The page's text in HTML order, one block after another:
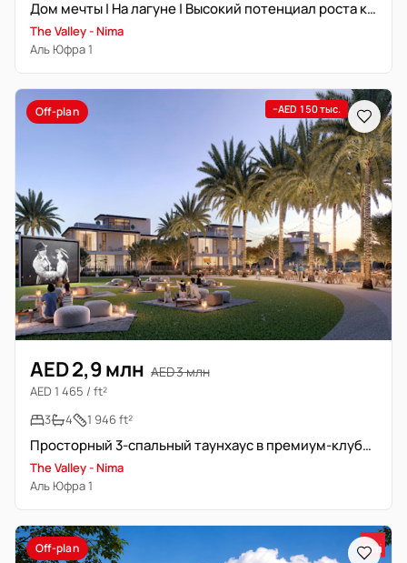
Дом мечты | На лагуне | Высокий потенциал роста капитала
The Valley - Nima
Аль Юфра 1
Off-plan −AED 150 тыс.
AED 2,9 млн AED 3 млн
AED 1 465 / ft²
3
4 1 946 ft²
Просторный 3-спальный таунхаус в премиум-клубе для семей
The Valley - Nima
Аль Юфра 1
Off-plan